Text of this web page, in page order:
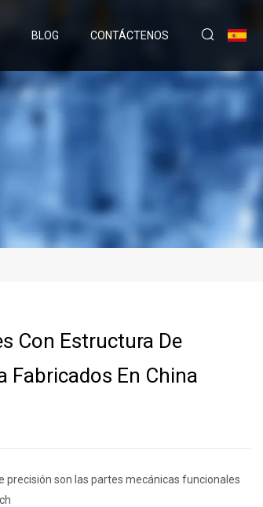
BLOG CONTÁCTENOS
Con Estructura De
Fabricados En China
precisión son las partes mecánicas funcionales